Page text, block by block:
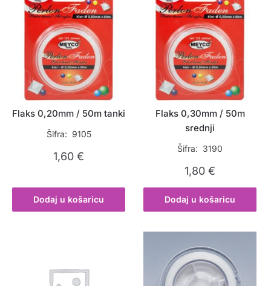
Flaks 0,20mm / 50m tanki
Šifra: 9105
1,60€
Dodaj u košaricu
Flaks 0,30mm / 50m
srednji
Šifra: 3190
1,80€
Dodaj u košaricu